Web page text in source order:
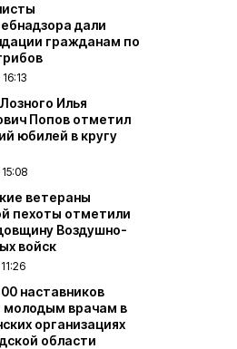
дали
гражданам по
Илья
Попов отметил
юбилей в кругу
ветераны
пехоты отметили
Воздушно-
войск
наставников
молодым врачам в
организациях
области